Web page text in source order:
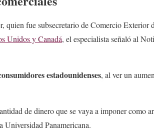
quien fue subsecretario de Comercio Exterior
Unidos y Canadá, el especialista señaló al
estadounidenses, al ver un
de dinero que se vaya a imponer como
Universidad Panamericana.